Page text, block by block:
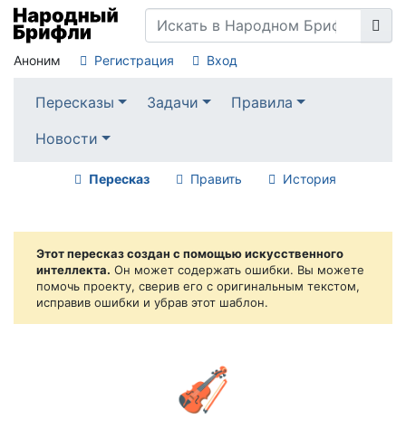
Аноним Регистрация Вход
Пересказы Задачи
Правила
Новости
Пересказ Править История
Этот пересказ создан с помощью искусственного
интеллекта. Он может содержать ошибки. Вы можете
помочь проекту, сверив его с оригинальным текстом,
исправив ошибки и убрав этот шаблон.
🎻